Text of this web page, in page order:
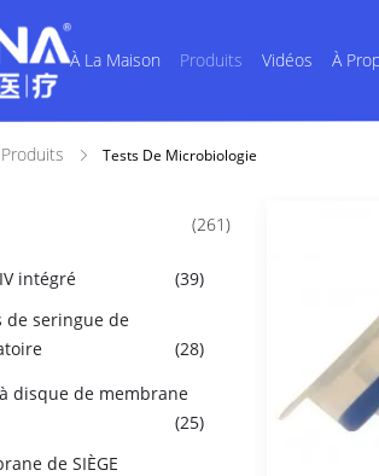
À La Maison Produits Vidéos À
Produits Tests De Microbiologie
(261)
intégré
(39)
de seringue de
(28)
disque de membrane
(25)
de SIÈGE